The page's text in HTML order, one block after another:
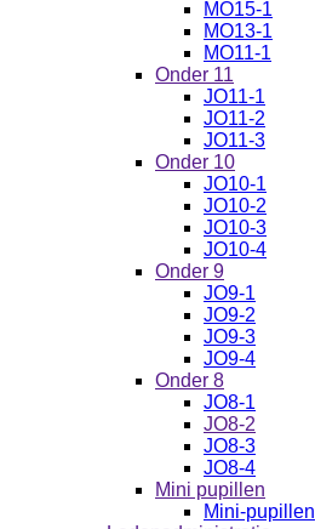
MO15-1
MO13-1
MO11-1
Onder 11
JO11-1
JO11-2
JO11-3
Onder 10
JO10-1
JO10-2
JO10-3
JO10-4
Onder 9
JO9-1
JO9-2
JO9-3
JO9-4
Onder 8
JO8-1
JO8-2
JO8-3
JO8-4
Mini pupillen
Mini-pupillen